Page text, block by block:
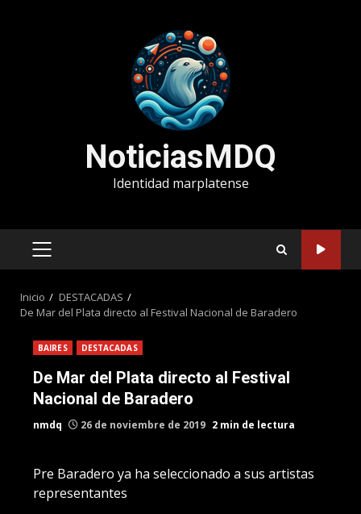
NoticiasMDQ
Identidad marplatense
MENÚ
Inicio
DESTACADAS
De Mar del Plata directo al Festival Nacional de Baradero
BAIRES DESTACADAS
De Mar del Plata directo al Festival
Nacional de Baradero
nmdq 26 de noviembre de 2019 2 min de lectura
Pre Baradero ya ha seleccionado a sus artistas
representantes